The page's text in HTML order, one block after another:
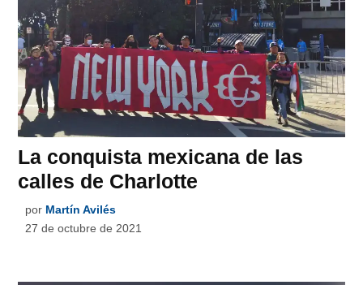
La conquista mexicana de las
calles de Charlotte
por Martín Avilés
27 de octubre de 2021